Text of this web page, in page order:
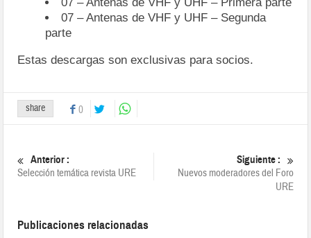
07 – Antenas de VHF y UHF – Segunda
parte
Estas descargas son exclusivas para socios.
share 0
Anterior :
Selección temática revista URE
Siguiente :
Nuevos moderadores del Foro
URE
Publicaciones relacionadas